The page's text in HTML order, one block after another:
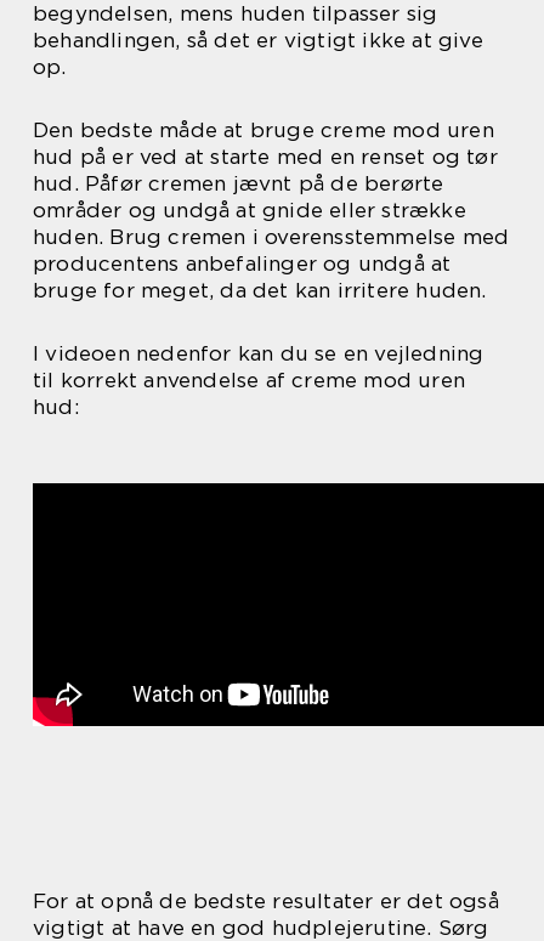
begyndelsen, mens huden tilpasser sig
behandlingen, så det er vigtigt ikke at give
op.
Den bedste måde at bruge creme mod uren
hud på er ved at starte med en renset og tør
hud. Påfør cremen jævnt på de berørte
områder og undgå at gnide eller strække
huden. Brug cremen i overensstemmelse med
producentens anbefalinger og undgå at
bruge for meget, da det kan irritere huden.
I videoen nedenfor kan du se en vejledning
til korrekt anvendelse af creme mod uren
hud:
For at opnå de bedste resultater er det også
vigtigt at have en god hudplejerutine. Sørg